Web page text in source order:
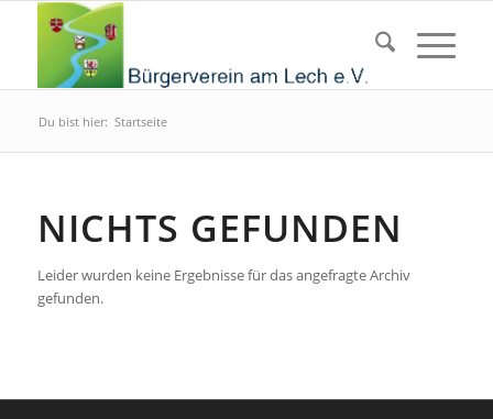
Du bist hier: Startseite
NICHTS GEFUNDEN
Leider wurden keine Ergebnisse für das angefragte Archiv
gefunden.